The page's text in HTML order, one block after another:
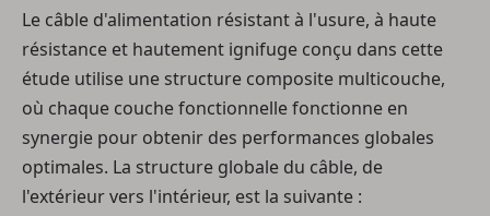
Le câble d'alimentation résistant à l'usure, à haute
résistance et hautement ignifuge conçu dans cette
étude utilise une structure composite multicouche,
où chaque couche fonctionnelle fonctionne en
synergie pour obtenir des performances globales
optimales. La structure globale du câble, de
l'extérieur vers l'intérieur, est la suivante :